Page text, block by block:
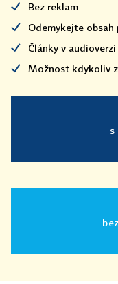
Bez reklam
Odemykejte obsah
Články v
Možnost kdykoliv